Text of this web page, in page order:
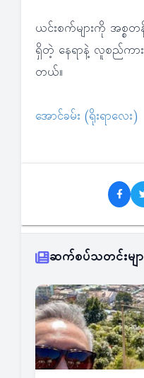
ယင်းစက်များကို အစ္
ရှိတဲ့ နေရာနဲ့ လူစည်ကား
တယ်။
အောင်ခမ်း (ရိုးရာလေး)
ဆက်စပ်သတင်းမျာ